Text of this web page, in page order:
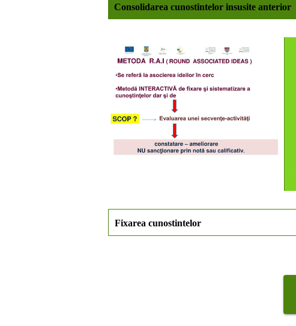
Consolidarea cunostintelor insusite anterior
Fixarea cunostintelor